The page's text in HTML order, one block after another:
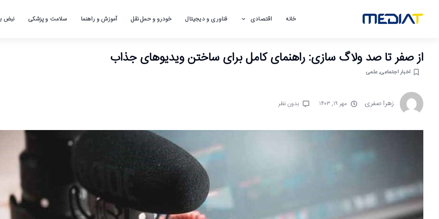
خانه اقتصادی فناوری و دیجیتال خودرو و حمل نقل آموزش و راهنما سلامت و پزشکی نبض
از صفر تا صد ولاگ‌ سازی: راهنمای کامل برای ساختن ویدیوهای جذاب
اخبار اجتماعی,علمی
زهرا صفری مهر ۱۹, ۱۴۰۳ بدون نظر